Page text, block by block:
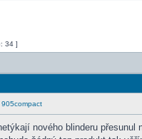
34 ]
nového blinderu přesunul